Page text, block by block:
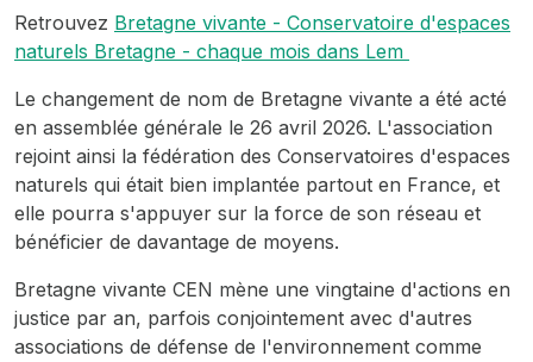
Retrouvez Bretagne vivante - Conservatoire d'espaces
naturels Bretagne - chaque mois dans Lem
Le changement de nom de Bretagne vivante a été acté
en assemblée générale le 26 avril 2026. L'association
rejoint ainsi la fédération des Conservatoires d'espaces
naturels qui était bien implantée partout en France, et
elle pourra s'appuyer sur la force de son réseau et
bénéficier de davantage de moyens.
Bretagne vivante CEN mène une vingtaine d'actions en
justice par an, parfois conjointement avec d'autres
associations de défense de l'environnement comme